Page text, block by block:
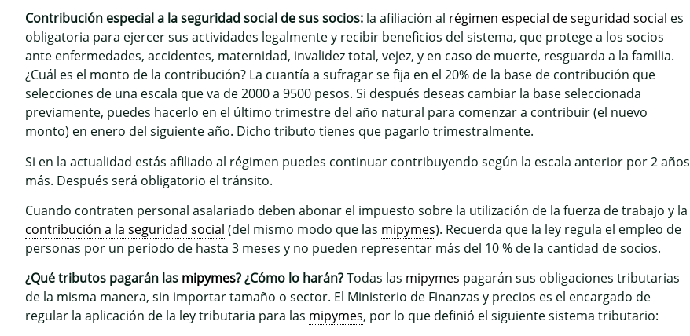
Contribución especial a la seguridad social de sus socios: la afiliación al régimen especial de seguridad social es
obligatoria para ejercer sus actividades legalmente y recibir beneficios del sistema, que protege a los socios
ante enfermedades, accidentes, maternidad, invalidez total, vejez, y en caso de muerte, resguarda a la familia.
¿Cuál es el monto de la contribución? La cuantía a sufragar se fija en el 20% de la base de contribución que
selecciones de una escala que va de 2000 a 9500 pesos. Si después deseas cambiar la base seleccionada
previamente, puedes hacerlo en el último trimestre del año natural para comenzar a contribuir (el nuevo
monto) en enero del siguiente año. Dicho tributo tienes que pagarlo trimestralmente.
Si en la actualidad estás afiliado al régimen puedes continuar contribuyendo según la escala anterior por 2 años
más. Después será obligatorio el tránsito.
Cuando contraten personal asalariado deben abonar el impuesto sobre la utilización de la fuerza de trabajo y la
contribución a la seguridad social (del mismo modo que las mipymes). Recuerda que la ley regula el empleo de
personas por un periodo de hasta 3 meses y no pueden representar más del 10 % de la cantidad de socios.
¿Qué tributos pagarán las mipymes? ¿Cómo lo harán?Todas las mipymes pagarán sus obligaciones tributarias
de la misma manera, sin importar tamaño o sector. El Ministerio de Finanzas y precios es el encargado de
regular la aplicación de la ley tributaria para las mipymes, por lo que definió el siguiente sistema tributario: